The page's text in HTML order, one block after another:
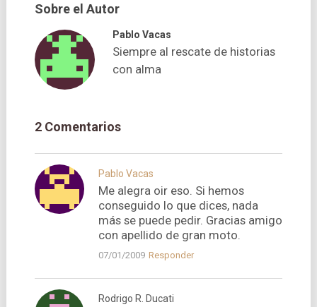
Sobre el Autor
Pablo Vacas
Siempre al rescate de historias
con alma
2 Comentarios
Pablo Vacas
Me alegra oir eso. Si hemos
conseguido lo que dices, nada
más se puede pedir. Gracias amigo
con apellido de gran moto.
07/01/2009 Responder
Rodrigo R. Ducati